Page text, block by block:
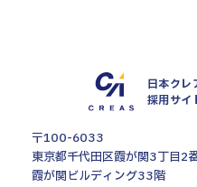
日本クレ
採用サイ
〒100-6033
東京都千代田区霞が関3丁目2
霞が関ビルディング33階